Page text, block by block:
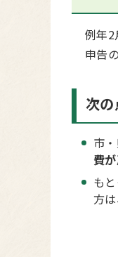
例年2
申告
次
市
費
も
方